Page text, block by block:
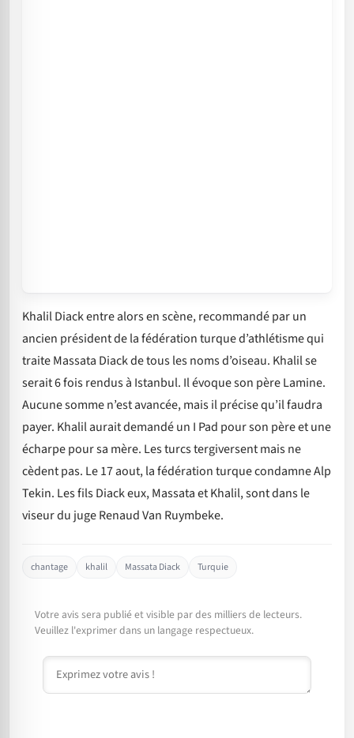
Khalil Diack entre alors en scène, recommandé par un
ancien président de la fédération turque d’athlétisme qui
traite Massata Diack de tous les noms d’oiseau. Khalil se
serait 6 fois rendus à Istanbul. Il évoque son père Lamine.
Aucune somme n’est avancée, mais il précise qu’il faudra
payer. Khalil aurait demandé un I Pad pour son père et une
écharpe pour sa mère. Les turcs tergiversent mais ne
cèdent pas. Le 17 aout, la fédération turque condamne Alp
Tekin. Les fils Diack eux, Massata et Khalil, sont dans le
viseur du juge Renaud Van Ruymbeke.
chantage khalil Massata Diack Turquie
Votre avis sera publié et visible par des milliers de lecteurs.
Veuillez l'exprimer dans un langage respectueux.
Commentaire